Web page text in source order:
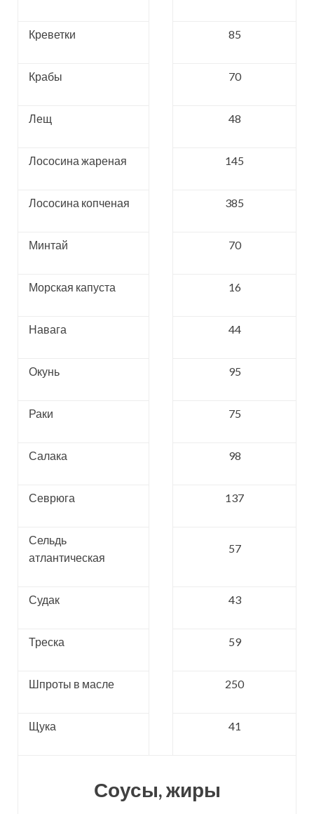
Креветки 85
Крабы 70
Лещ 48
Лососина жареная 145
Лососина копченая 385
Минтай 70
Морская капуста 16
Навага 44
Окунь 95
Раки 75
Салака 98
Севрюга 137
Сельдь
атлантическая
57
Судак 43
Треска 59
Шпроты в масле 250
Щука 41
Соусы, жиры